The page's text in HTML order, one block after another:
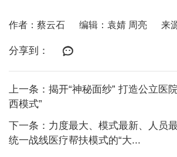
作者：蔡云石 编辑：袁婧 周亮 来
分享到：
上一条：揭开“神秘面纱” 打造公立医
西模式”
下一条：力度最大、模式最新、人
统一战线医疗帮扶模式的“大...